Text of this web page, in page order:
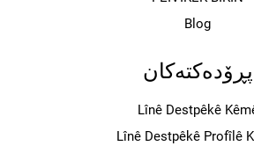
Blog
پڕۆدەکتەکان
Lînê Destpêkê
Lînê Destpêkê Profîlê